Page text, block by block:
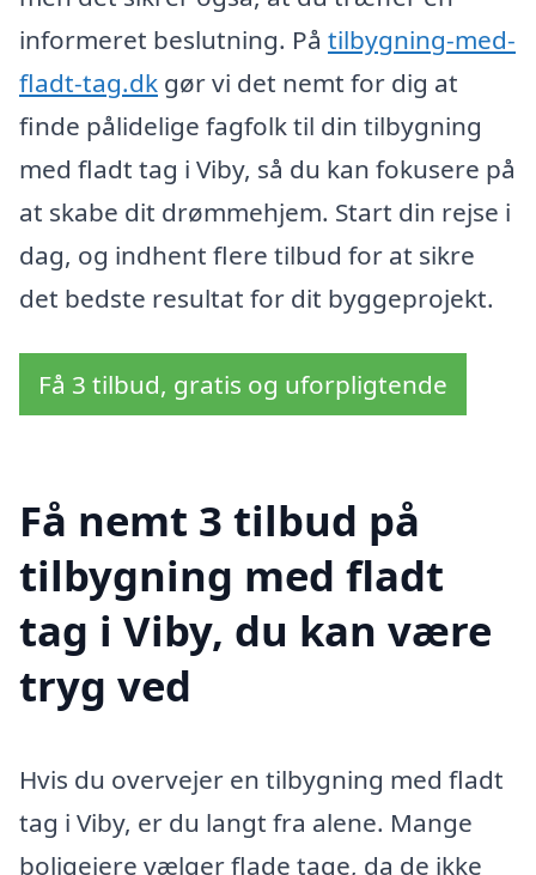
informeret beslutning. På tilbygning-med-
fladt-tag.dk gør vi det nemt for dig at
finde pålidelige fagfolk til din tilbygning
med fladt tag i Viby, så du kan fokusere på
at skabe dit drømmehjem. Start din rejse i
dag, og indhent flere tilbud for at sikre
det bedste resultat for dit byggeprojekt.
Få 3 tilbud, gratis og uforpligtende
Få nemt 3 tilbud på
tilbygning med fladt
tag i Viby, du kan være
tryg ved
Hvis du overvejer en tilbygning med fladt
tag i Viby, er du langt fra alene. Mange
boligejere vælger flade tage, da de ikke